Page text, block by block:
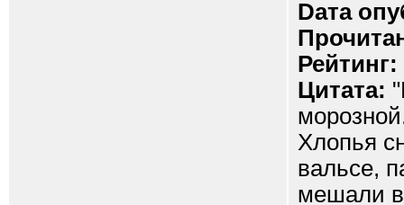
Dата
Рейтинг:
Цитата:
Хлопья
вальсе,
мешали